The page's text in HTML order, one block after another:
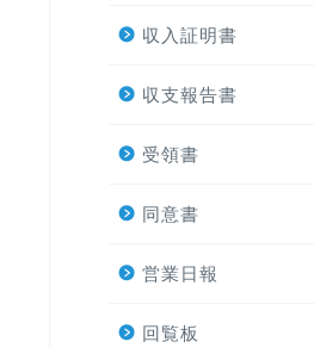
収入証明書
収支報告書
受領書
同意書
営業日報
回覧板